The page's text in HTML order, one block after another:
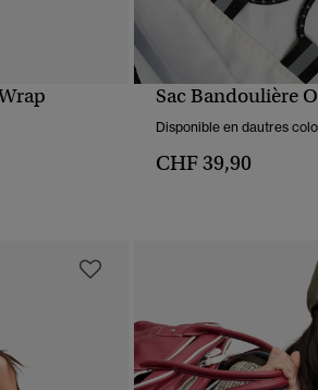
Sac Bandoulière
Disponible en dautres
CHF 39,90